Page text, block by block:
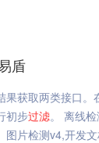
盾
获取两类接口。
初步过滤。 离线
图片检测v4,开发